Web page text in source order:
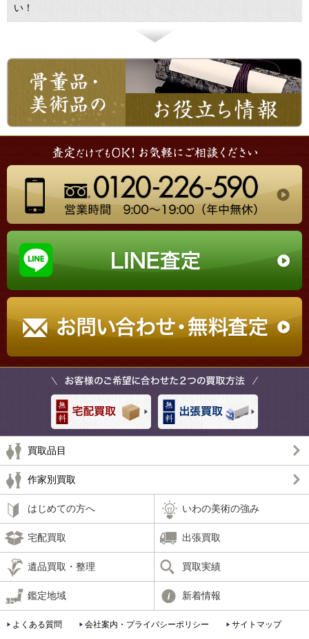
い！
買取品目
作家別買取
はじめての方へ いわの美術の強み
宅配買取 出張買取
遺品買取・整理 買取実績
鑑定地域 新着情報
よくある質問 会社案内・プライバシーポリシー サイトマップ